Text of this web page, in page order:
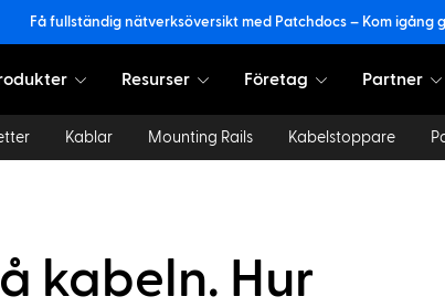
Få fullständig nätverksöversikt med Patchdocs – Kom igång
Resurser Företag Partner
Kablar Mounting Rails Kabelstoppare
kabeln. Hur